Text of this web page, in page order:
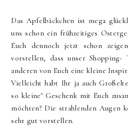
Das Apfelbäckchen ist mega
uns schon ein frühzeitiges
Euch dennoch jetzt schon
vorstellen, dass unser
anderen von Euch eine kleine
Vielleicht habt Ihr ja auch
so kleine" Geschenk mit Euch
möchten? Die strahlenden Augen
sehr gut vorstellen.